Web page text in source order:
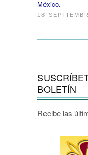
México.
18
BOLETÍN
Recibe las